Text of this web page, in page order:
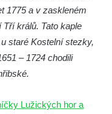
1775 a v zaskleném
králů. Tato kaple
staré Kostelní stezky,
– 1724 chodili
Lužických hor a